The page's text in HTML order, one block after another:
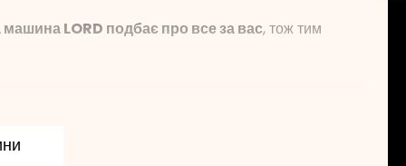
LORD подбає про все за вас, тож тим